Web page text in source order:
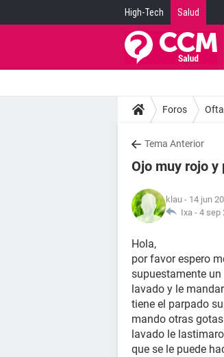
High-Tech Salud
Foros
Tema Anterior
Ojo muy rojo
klau - 14 jun
Ixa - 4 sep
Hola,
por favor espero
supuestamente
lavado y le
tiene el parpado
mando otras
lavado le
que se le puede